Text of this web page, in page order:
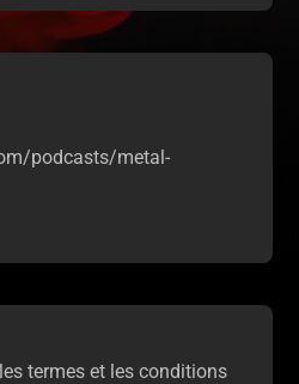
podcasts/metal-
termes et les conditions